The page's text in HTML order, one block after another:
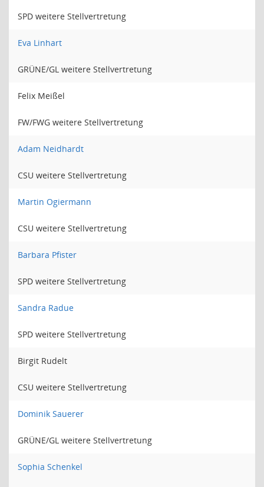
SPD weitere Stellvertretung
Eva Linhart
GRÜNE/GL weitere Stellvertretung
Felix Meißel
FW/FWG weitere Stellvertretung
Adam Neidhardt
CSU weitere Stellvertretung
Martin Ogiermann
CSU weitere Stellvertretung
Barbara Pfister
SPD weitere Stellvertretung
Sandra Radue
SPD weitere Stellvertretung
Birgit Rudelt
CSU weitere Stellvertretung
Dominik Sauerer
GRÜNE/GL weitere Stellvertretung
Sophia Schenkel